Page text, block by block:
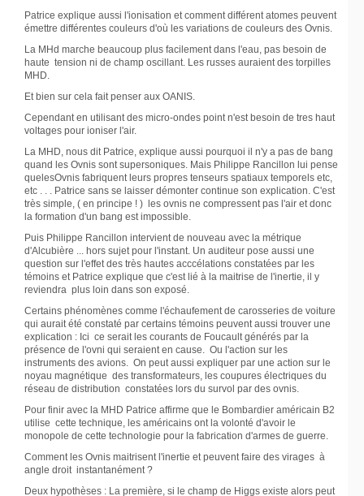
Patrice explique aussi l'ionisation et comment différent atomes peuvent
émettre différentes couleurs d'où les variations de couleurs des Ovnis.
La MHd marche beaucoup plus facilement dans l'eau, pas besoin de
haute tension ni de champ oscillant. Les russes auraient des torpilles
MHD.
Et bien sur cela fait penser aux OANIS.
Cependant en utilisant des micro-ondes point n'est besoin de tres haut
voltages pour ioniser l'air.
La MHD, nous dit Patrice, explique aussi pourquoi il n'y a pas de bang
quand les Ovnis sont supersoniques. Mais Philippe Rancillon lui pense
quelesOvnis fabriquent leurs propres tenseurs spatiaux temporels etc,
etc . . . Patrice sans se laisser démonter continue son explication. C'est
très simple, ( en principe ! ) les ovnis ne compressent pas l'air et donc
la formation d'un bang est impossible.
Puis Philippe Rancillon intervient de nouveau avec la métrique
d'Alcubière ... hors sujet pour l'instant. Un auditeur pose aussi une
question sur l'effet des très hautes acccélations constatées par les
témoins et Patrice explique que c'est lié à la maitrise de l'inertie, il y
reviendra plus loin dans son exposé.
Certains phénomènes comme l'échaufement de carosseries de voiture
qui aurait été constaté par certains témoins peuvent aussi trouver une
explication : Ici ce serait les courants de Foucault générés par la
présence de l'ovni qui seraient en cause. Ou l'action sur les
instruments des avions. On peut aussi expliquer par une action sur le
noyau magnétique des transformateurs, les coupures électriques du
réseau de distribution constatées lors du survol par des ovnis.
Pour finir avec la MHD Patrice affirme que le Bombardier américain B2
utilise cette technique, les américains ont la volonté d'avoir le
monopole de cette technologie pour la fabrication d'armes de guerre.
Comment les Ovnis maitrisent l'inertie et peuvent faire des virages à
angle droit instantanément ?
Deux hypothèses : La première, si le champ de Higgs existe alors peut